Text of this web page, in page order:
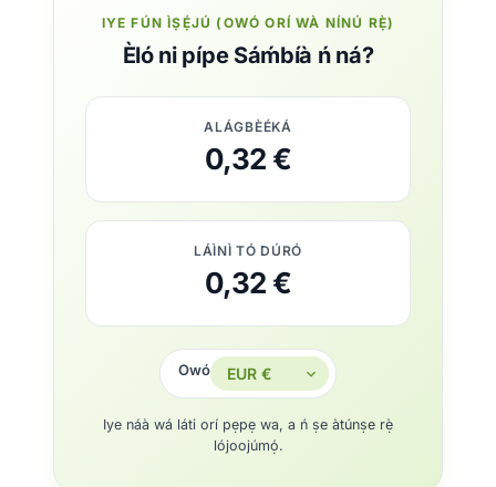
IYE FÚN ÌṢẸ́JÚ (OWÓ ORÍ WÀ NÍNÚ RẸ̀)
Èló ni pípe Sáḿbíà ń ná?
ALÁGBÈÉKÁ
0,32 €
LÁÌNÌ TÓ DÚRÓ
0,32 €
Owó
Iye náà wá láti orí pẹpẹ wa, a ń ṣe àtúnṣe rẹ̀
lójoojúmọ́.